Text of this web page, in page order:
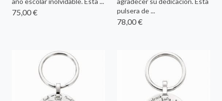
75,00 €
pulsera de ...
78,00 €